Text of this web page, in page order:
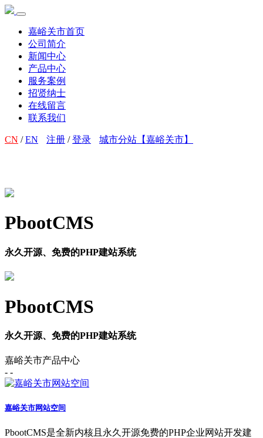
嘉峪关市首页
公司简介
新闻中心
产品中心
服务案例
招贤纳士
在线留言
联系我们
CN /EN 注册 /登录 城市分站【嘉峪关市】
PbootCMS
永久开源、免费的PHP建站系统
PbootCMS
永久开源、免费的PHP建站系统
嘉峪关市产品中心
- -
嘉峪关市网站空间
PbootCMS是全新内核且永久开源免费的PHP企业网站开发建